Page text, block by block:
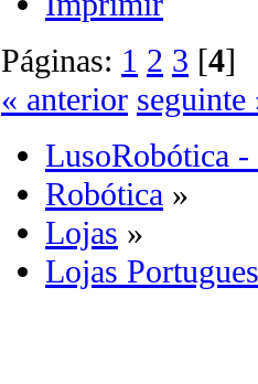
Páginas: 1 2 3 [4
« anterior seguinte
LusoRobótica -
Robótica »
Lojas »
Lojas